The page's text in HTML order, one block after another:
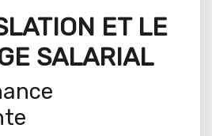
ET LE
SALARIAL